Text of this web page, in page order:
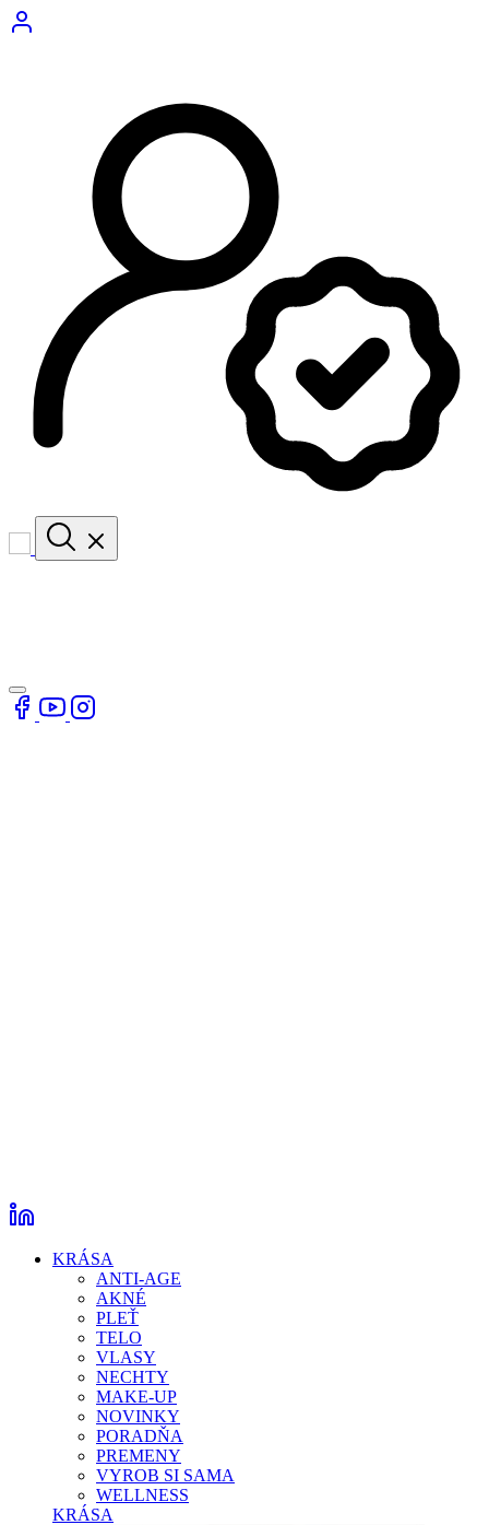
KRÁSA
ANTI-AGE
AKNÉ
PLEŤ
TELO
VLASY
NECHTY
MAKE-UP
NOVINKY
PORADŇA
PREMENY
VYROB SI SAMA
WELLNESS
KRÁSA